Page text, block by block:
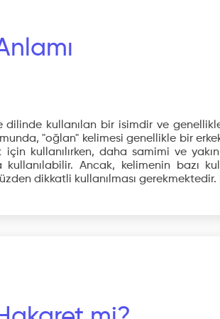
dilinde kullanılan bir isimdir ve
"oğlan" kelimesi genellikle bir
için kullanılırken, daha samimi ve
Ancak, kelimenin bazı
dikkatli kullanılması